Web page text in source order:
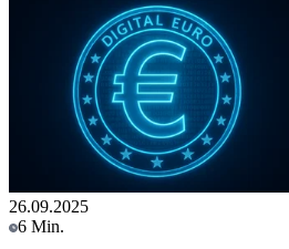
26.09.2025
6 Min.